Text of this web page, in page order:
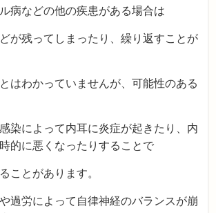
病などの他の疾患がある場合は
が残ってしまったり、繰り返すことが
はわかっていませんが、可能性のある
染によって内耳に炎症が起きたり、内
的に悪くなったりすることで
ことがあります。
過労によって自律神経のバランスが崩